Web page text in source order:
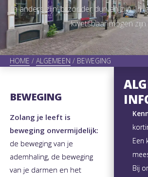
In anders zijn: bijzonder durven zijn. In ‘
kwetsbaar mogen zijn.
HOME / ALGEMEEN / BEWEGING
BEWEGING
Zolang je leeft is
beweging onvermijdelijk:
de beweging van je
ademhaling, de beweging
van je darmen en het
Een
Bij